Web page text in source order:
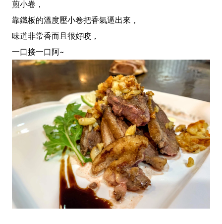
煎小卷，
靠鐵板的溫度壓小卷把香氣逼出來，
味道非常香而且很好咬，
一口接一口阿~